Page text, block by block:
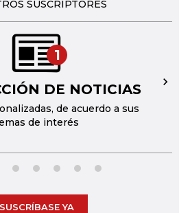
SUSCRIPTORES
1
DE NOTICIAS
de acuerdo a sus
de interés
→
SUSCRÍBASE YA